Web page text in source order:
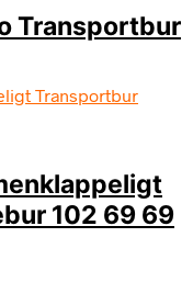
Transportbur
102 69 69